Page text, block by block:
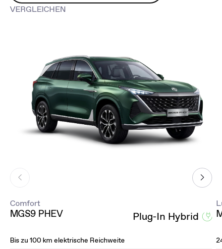
VERGLEICHEN
Comfort
MGS9 PHEV Plug-In Hybrid
Bis zu 100 km elektrische Reichweite